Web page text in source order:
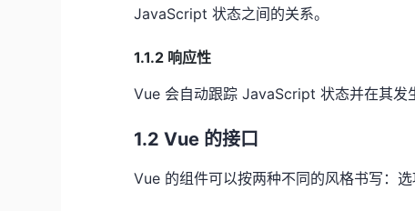
JavaScript 状态之间的关系。
1.1.2 响应性
Vue 会自动跟踪 JavaScript 状态并在其发
1.2 Vue 的接口
Vue 的组件可以按两种不同的风格书写：选